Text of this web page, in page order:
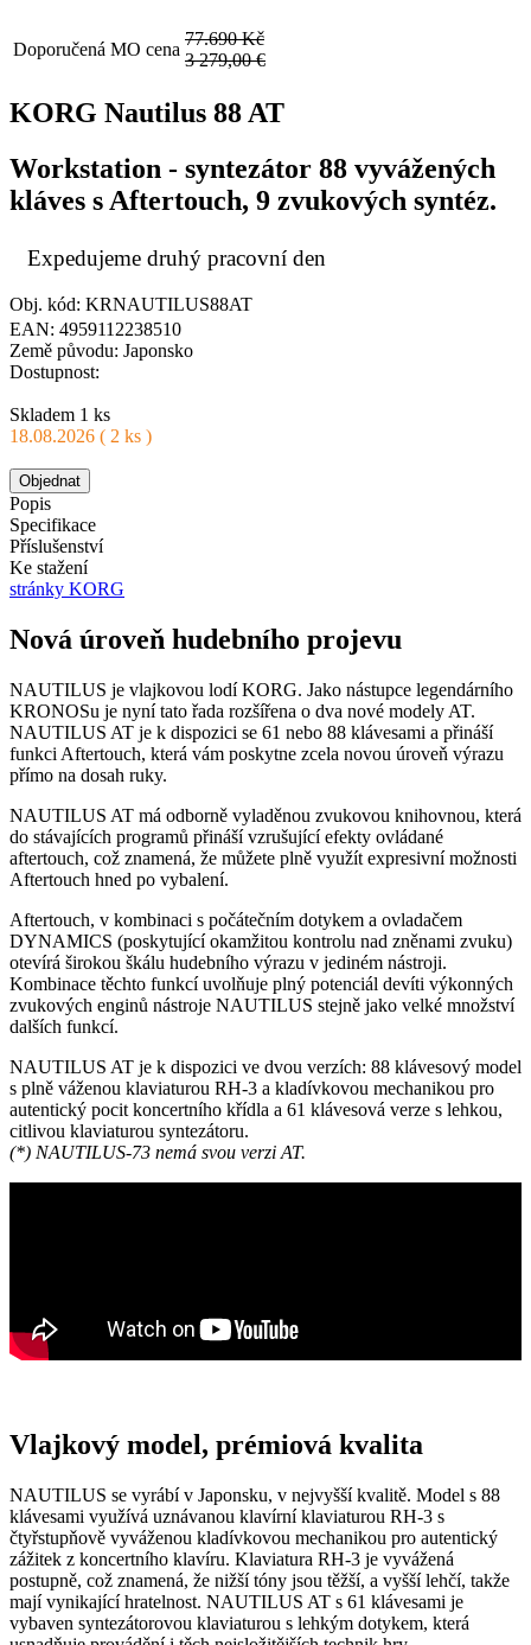
Doporučená MO cena
77.690 Kč
3 279,00 €
KORG Nautilus 88 AT
Workstation - syntezátor 88 vyvážených
kláves s Aftertouch, 9 zvukových syntéz.
Expedujeme druhý pracovní den
Obj. kód: KRNAUTILUS88AT
EAN: 4959112238510
Země původu: Japonsko
Dostupnost:
Skladem 1 ks
18.08.2026 ( 2 ks )
Objednat
Popis
Specifikace
Příslušenství
Ke stažení
stránky KORG
Nová úroveň hudebního projevu
NAUTILUS je vlajkovou lodí KORG. Jako nástupce legendárního
KRONOSu je nyní tato řada rozšířena o dva nové modely AT.
NAUTILUS AT je k dispozici se 61 nebo 88 klávesami a přináší
funkci Aftertouch, která vám poskytne zcela novou úroveň výrazu
přímo na dosah ruky.
NAUTILUS AT má odborně vyladěnou zvukovou knihovnou, která
do stávajících programů přináší vzrušující efekty ovládané
aftertouch, což znamená, že můžete plně využít expresivní možnosti
Aftertouch hned po vybalení.
Aftertouch, v kombinaci s počátečním dotykem a ovladačem
DYNAMICS (poskytující okamžitou kontrolu nad zněnami zvuku)
otevírá širokou škálu hudebního výrazu v jediném nástroji.
Kombinace těchto funkcí uvolňuje plný potenciál devíti výkonných
zvukových enginů nástroje NAUTILUS stejně jako velké množství
dalších funkcí.
NAUTILUS AT je k dispozici ve dvou verzích: 88 klávesový model
s plně váženou klaviaturou RH-3 a kladívkovou mechanikou pro
autentický pocit koncertního křídla a 61 klávesová verze s lehkou,
citlivou klaviaturou syntezátoru.
(*) NAUTILUS-73 nemá svou verzi AT.
Vlajkový model, prémiová kvalita
NAUTILUS se vyrábí v Japonsku, v nejvyšší kvalitě. Model s 88
klávesami využívá uznávanou klavírní klaviaturou RH-3 s
čtyřstupňově vyváženou kladívkovou mechanikou pro autentický
zážitek z koncertního klavíru. Klaviatura RH-3 je vyvážená
postupně, což znamená, že nižší tóny jsou těžší, a vyšší lehčí, takže
mají vynikající hratelnost. NAUTILUS AT s 61 klávesami je
vybaven syntezátorovou klaviaturou s lehkým dotykem, která